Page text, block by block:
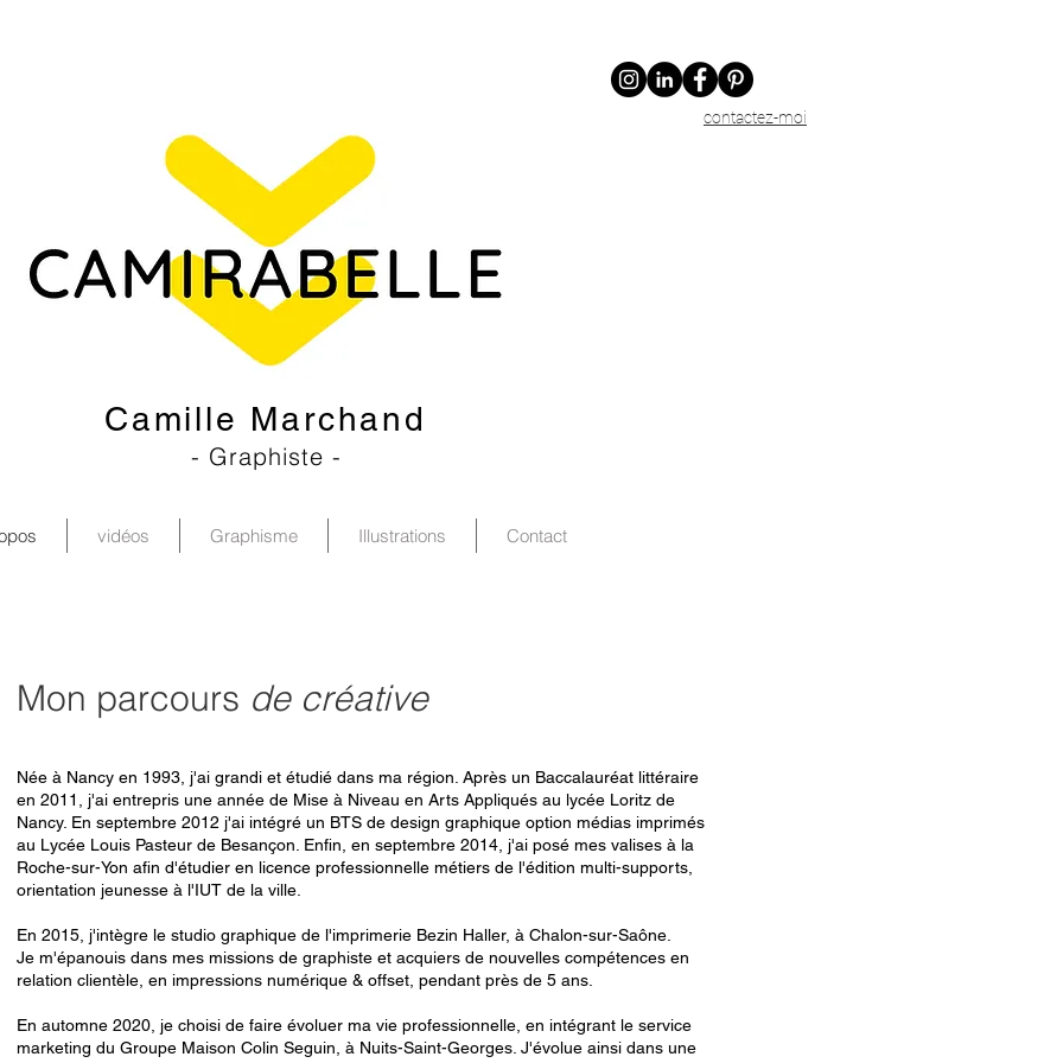
contactez-moi
Camille Marchand
- Graphiste -
vidéos Graphisme Illustrations Contact
Mon parcours de créative
​​Née à Nancy en 1993, j'ai grandi et étudié dans ma région. Après un Baccalauréat littéraire
en 2011, j'ai entrepris une année de Mise à Niveau en Arts Appliqués au lycée Loritz de
Nancy. En septembre 2012 j'ai intégré un BTS de design graphique option médias imprimés
au Lycée Louis Pasteur de Besançon. Enfin, en septembre 2014, j'ai posé mes valises à la
Roche-sur-Yon afin d'étudier en licence professionnelle métiers de l'édition multi-supports,
orientation jeunesse à l'IUT de la ville.
En 2015, j'intègre le studio graphique de l'imprimerie Bezin Haller, à Chalon-sur-Saône.
Je m'épanouis dans mes missions de graphiste et acquiers de nouvelles compétences en
relation clientèle, en impressions numérique & offset, pendant près de 5 ans.
En automne 2020, je choisi de faire évoluer ma vie professionnelle, en intégrant le service
marketing du Groupe Maison Colin Seguin, à Nuits-Saint-Georges. J'évolue ainsi dans une